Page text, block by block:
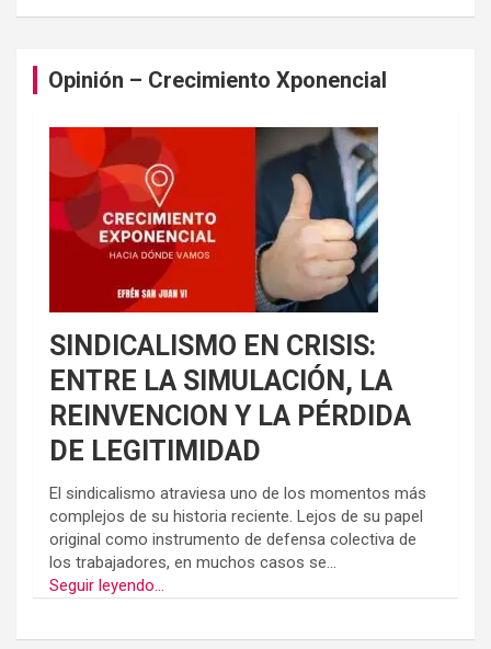
Opinión – Crecimiento Xponencial
SINDICALISMO EN CRISIS:
ENTRE LA SIMULACIÓN, LA
REINVENCION Y LA PÉRDIDA
DE LEGITIMIDAD
El sindicalismo atraviesa uno de los momentos más
complejos de su historia reciente. Lejos de su papel
original como instrumento de defensa colectiva de
los trabajadores, en muchos casos se...
Seguir leyendo...